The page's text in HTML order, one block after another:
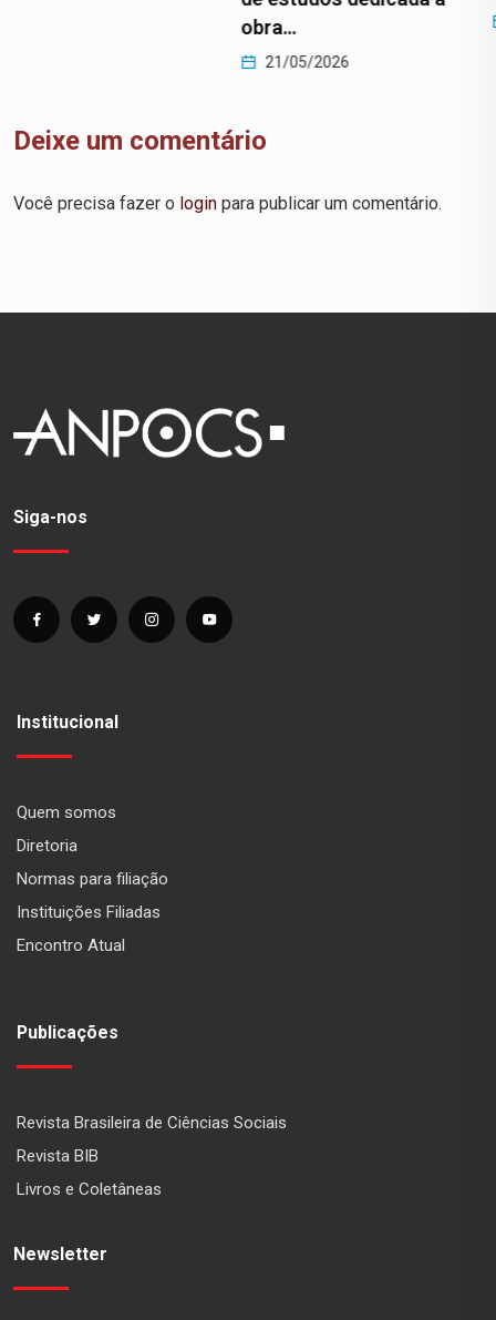
Deixe um comentário
Você precisa fazer o login para publicar um comentário.
Siga-nos
Institucional
Quem somos
Diretoria
Normas para filiação
Instituições Filiadas
Encontro Atual
Publicações
Revista Brasileira de Ciências Sociais
Revista BIB
Livros e Coletâneas
Newsletter